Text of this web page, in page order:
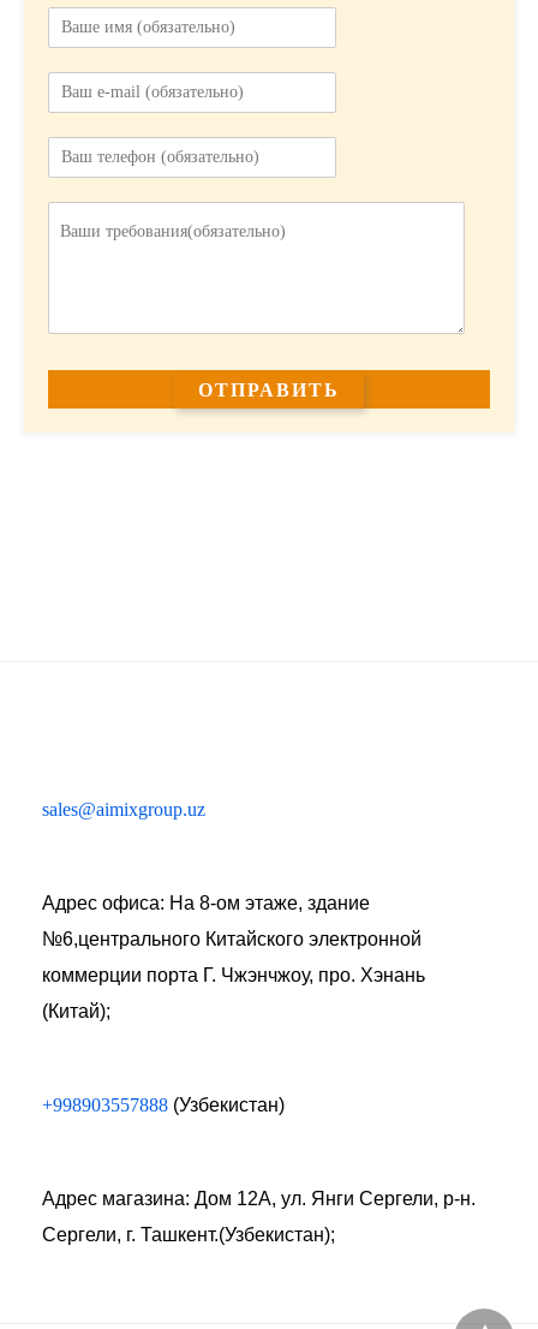
sales@aimixgroup.uz
Адрес офиса: На 8-ом этаже, здание
№6,центрального Китайского электронной
коммерции порта Г. Чжэнчжоу, про. Хэнань
(Китай);
+998903557888 (Узбекистан)
Адрес магазина: Дом 12А, ул. Янги Сергели, р-н.
Сергели, г. Ташкент.(Узбекистан);